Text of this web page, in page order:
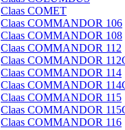
Claas COMET
Claas COMMANDOR 106
Claas COMMANDOR 108
Claas COMMANDOR 112
Claas COMMANDOR
Claas COMMANDOR 114
Claas COMMANDOR
Claas COMMANDOR 115
Claas COMMANDOR
Claas COMMANDOR 116